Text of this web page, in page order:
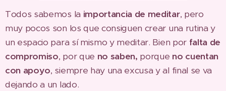
Todos sabemos la importancia de meditar, pero
muy pocos son los que consiguen crear una rutina y
un espacio para sí mismo y meditar. Bien por falta de
compromiso, por que no saben, porque no cuentan
con apoyo, siempre hay una excusa y al final se va
dejando a un lado.